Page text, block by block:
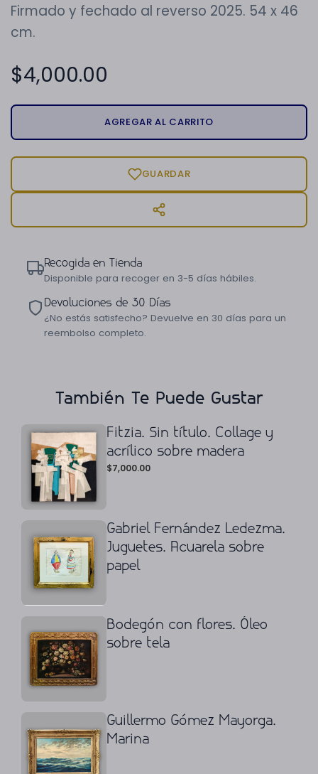
Firmado y fechado al reverso 2025. 54 x 46
cm.
$4,000.00
AGREGAR AL CARRITO
GUARDAR
Recogida en Tienda
Disponible para recoger en 3-5 días hábiles.
Devoluciones de 30 Días
¿No estás satisfecho? Devuelve en 30 días para un
reembolso completo.
También Te Puede Gustar
Fitzia. Sin título. Collage y
acrílico sobre madera
$7,000.00
Gabriel Fernández Ledezma.
Juguetes. Acuarela sobre
papel
Bodegón con flores. Óleo
sobre tela
Guillermo Gómez Mayorga.
Marina